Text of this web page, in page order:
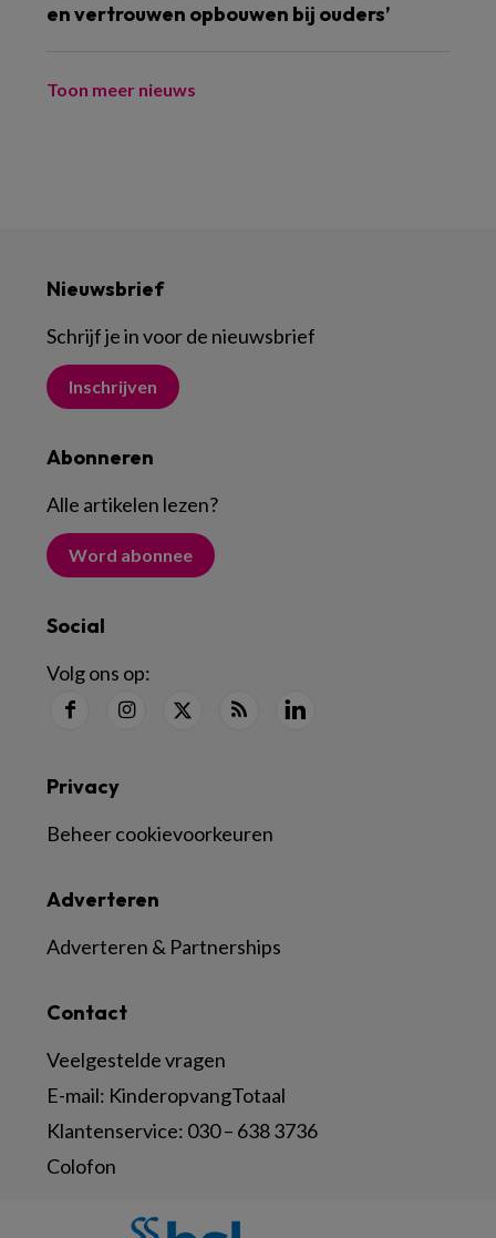
en vertrouwen opbouwen bij ouders’
Toon meer nieuws
Nieuwsbrief
Schrijf je in voor de nieuwsbrief
Inschrijven
Abonneren
Alle artikelen lezen?
Word abonnee
Social
Volg ons op:
Contact
Veelgestelde vragen
E-mail: KinderopvangTotaal
Klantenservice: 030 – 638 3736
Colofon
Adverteren
Adverteren & Partnerships
Privacy
Beheer cookievoorkeuren